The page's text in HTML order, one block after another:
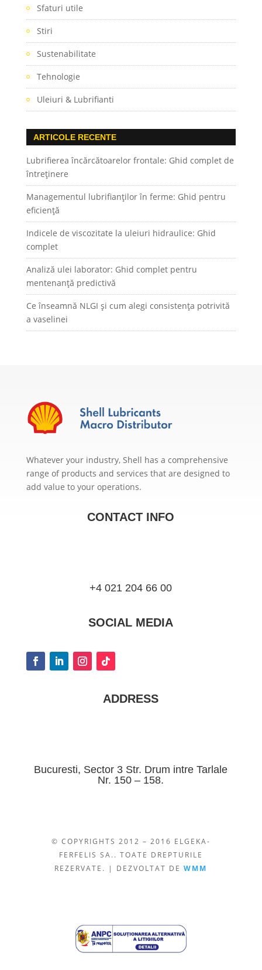
Sfaturi utile
Stiri
Sustenabilitate
Tehnologie
Uleiuri & Lubrifianti
ARTICOLE RECENTE
Lubrifierea încărcătoarelor frontale: Ghid complet de
întreținere
Managementul lubrifianților în ferme: Ghid pentru
eficiență
Indicele de viscozitate la uleiuri hidraulice: Ghid
complet
Analiză ulei laborator: Ghid complet pentru
mentenanță predictivă
Ce înseamnă NLGI și cum alegi consistența potrivită
a vaselinei
Whatever your industry, Shell has a comprehensive
range of products and services that are designed to
add value to your operations.
CONTACT INFO
+4 021 204 66 00
SOCIAL MEDIA
ADDRESS
Bucuresti, Sector 3 Str. Drum intre Tarlale
Nr. 150 – 158.
© COPYRIGHTS 2012 – 2016 ELGEKA-
FERFELIS SA.. TOATE DREPTURILE
REZERVATE. | DEZVOLTAT DEWMM